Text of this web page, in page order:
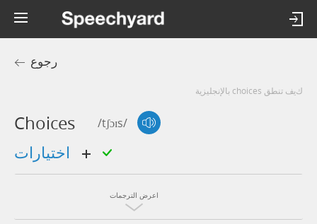
رجوع
كيف تنطق choices بالإنجليزية
Choices /tʃɔɪs/
اعرض الترجمات